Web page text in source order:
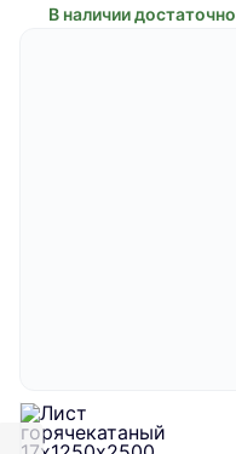
В наличии достаточно